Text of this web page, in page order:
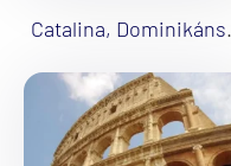
Catalina, Dominikánska republika